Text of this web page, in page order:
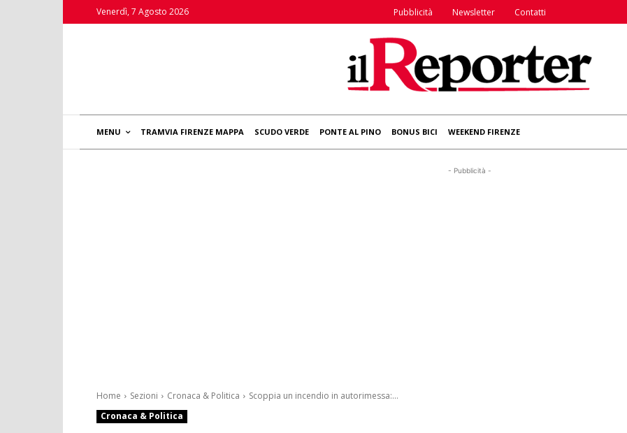
Venerdì, 7 Agosto 2026 Pubblicità Newsletter Contatti
MENU TRAMVIA FIRENZE MAPPA SCUDO VERDE PONTE AL PINO BONUS BICI WEEKEND FIRENZE
- Pubblicità -
Home Sezioni Cronaca & Politica
Scoppia un incendio in autorimessa:...
Cronaca & Politica